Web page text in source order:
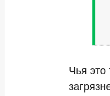
Чья это